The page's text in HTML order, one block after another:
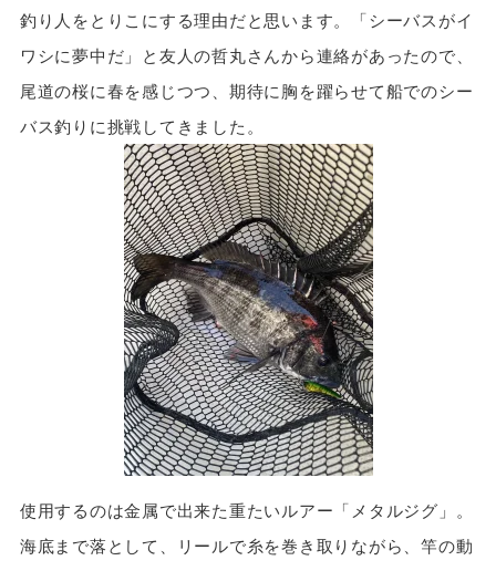
釣り人をとりこにする理由だと思います。「シーバスがイ
ワシに夢中だ」と友人の哲丸さんから連絡があったので、
尾道の桜に春を感じつつ、期待に胸を躍らせて船でのシー
バス釣りに挑戦してきました。
使用するのは金属で出来た重たいルアー「メタルジグ」。
海底まで落として、リールで糸を巻き取りながら、竿の動